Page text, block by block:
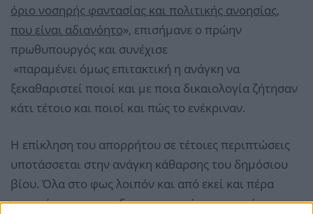
όριο νοσηρής φαντασίας και πολιτικής ανοησίας,
που είναι αδιανόητο», επισήμανε ο πρώην
πρωθυπουργός και συνέχισε
«παραμένει όμως επιτακτική η ανάγκη να
ξεκαθαριστεί ποιοί και με ποια δικαιολογία ζήτησαν
κάτι τέτοιο και ποιοί και πώς το ενέκριναν.
Η επίκληση του απορρήτου σε τέτοιες περιπτώσεις
υποτάσσεται στην ανάγκη κάθαρσης του δημόσιου
βίου. Όλα στο φως λοιπόν και από εκεί και πέρα
απαραίτητες και με διακομματική συνεργασία οι